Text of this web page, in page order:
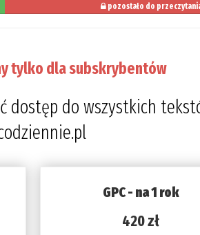
pozostało do
tylko dla subskrybentów
dostęp do wszystkich
GPC - na 1 rok
420 zł